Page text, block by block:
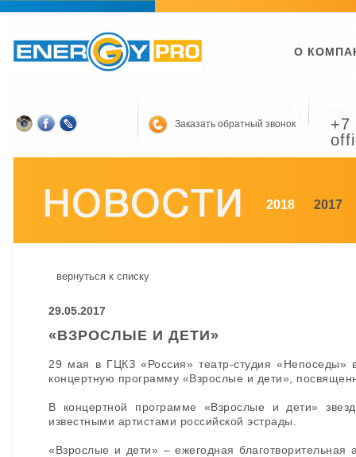
О
Заказать обратный звонок
+7
2018 2017
вернуться к списку
29.05.2017
«ВЗРОСЛЫЕ И ДЕТИ»
29 мая в ГЦКЗ «Россия» театр-студия «Непоседы»
концертную программу «Взрослые и дети»,
В концертной программе «Взрослые и дети»
известными артистами российской эстрады.
«Взрослые и дети» – ежегодная